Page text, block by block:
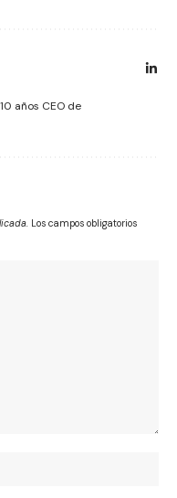
años CEO de
Los campos obligatorios